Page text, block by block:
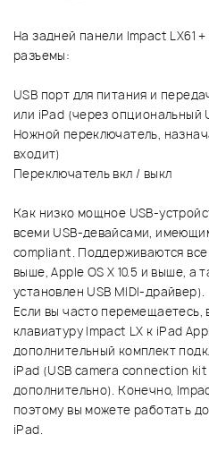
На задней панели Impact LX61
разъемы:
USB порт для питания и
или iPad (через опциональный
Ножной переключатель,
входит)
Переключатель вкл / выкл
Как низко мощное USB-
всеми USB-девайсами,
compliant. Поддерживаются все
выше, Apple OS X 10.5 и выше, а
установлен USB MIDI-драйвер).
Если вы часто перемещаетесь,
клавиатуру Impact LX к iPad
дополнительный комплект
iPad (USB camera connection
дополнительно). Конечно,
поэтому вы можете работать
iPad.